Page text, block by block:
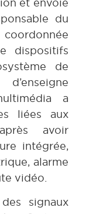
du
coordonnée
dispositifs
de
a
liées aux
avoir
intégrée,
alarme
vidéo.
signaux